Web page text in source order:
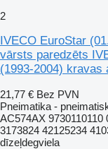
2
IVECO EuroStar
vārsts paredzēts
(1993-2004) kravas
21,77 € Bez PVN
Pneimatika -
AC574AX 9730110110
3173824 42125234
dīzeļdegviela